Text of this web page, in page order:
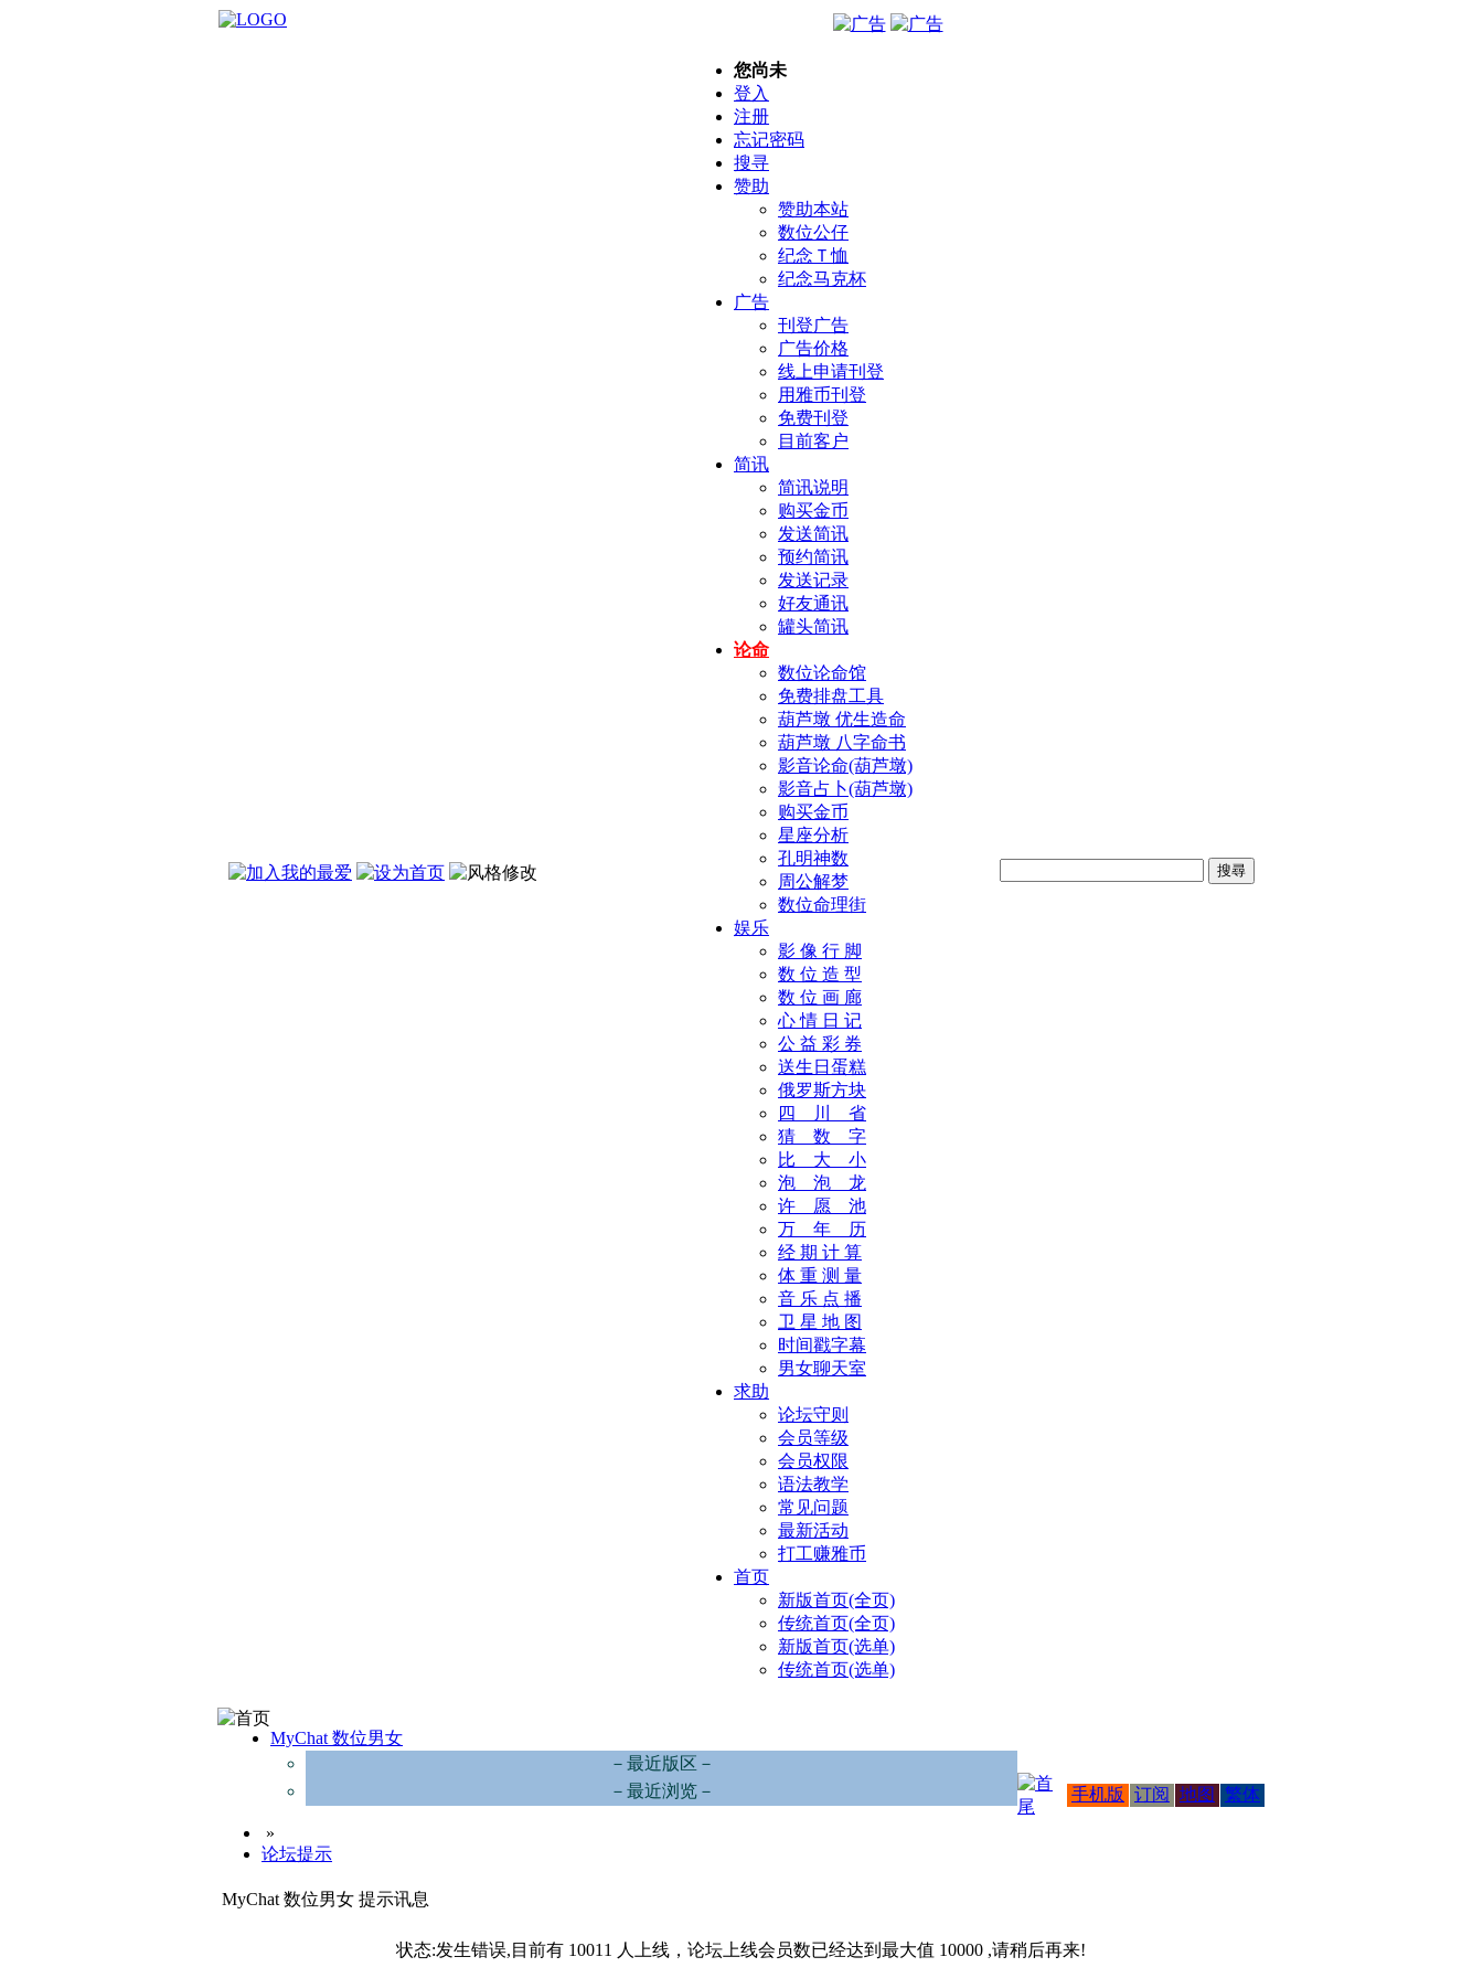
您尚未
登入
注册
忘记密码
搜寻
赞助
赞助本站
数位公仔
纪念Ｔ恤
纪念马克杯
广告
刊登广告
广告价格
线上申请刊登
用雅币刊登
免费刊登
目前客户
简讯
简讯说明
购买金币
发送简讯
预约简讯
发送记录
好友通讯
罐头简讯
论命
数位论命馆
免费排盘工具
葫芦墩 优生造命
葫芦墩 八字命书
影音论命(葫芦墩)
影音占卜(葫芦墩)
购买金币
星座分析
孔明神数
周公解梦
数位命理街
娱乐
影 像 行 脚
数 位 造 型
数 位 画 廊
心 情 日 记
公 益 彩 券
送生日蛋糕
俄罗斯方块
四 川 省
猜 数 字
比 大 小
泡 泡 龙
许 愿 池
万 年 历
经 期 计 算
体 重 测 量
音 乐 点 播
卫 星 地 图
时间戳字幕
男女聊天室
求助
论坛守则
会员等级
会员权限
语法教学
常见问题
最新活动
打工赚雅币
首页
新版首页(全页)
传统首页(全页)
新版首页(选单)
传统首页(选单)
MyChat 数位男女
－最近版区－
－最近浏览－
»
论坛提示
手机版 订阅 地图 繁体
MyChat 数位男女 提示讯息
状态:发生错误,目前有 10011 人上线，论坛上线会员数已经达到最大值 10000 ,请稍后再来!